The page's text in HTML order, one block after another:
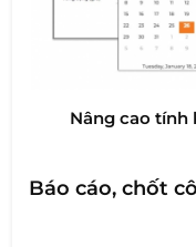
Nâng cao tính
Báo cáo, chốt